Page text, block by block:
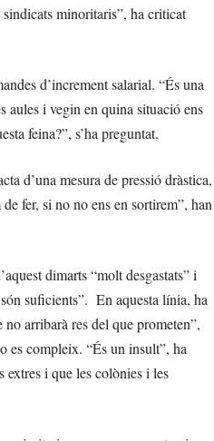
minoritaris”, ha criticat
d’increment salarial. “És una
aules i vegin en quina situació ens
feina?”, s’ha preguntat.
d’una mesura de pressió dràstica,
fer, si no no ens en sortirem”, han
dimarts “molt desgastats” i
suficients”. En aquesta línia, ha
arribarà res del que prometen”,
es compleix. “És un insult”, ha
i que les colònies i les